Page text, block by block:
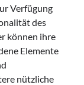
Verfügung
des
können ihre
Elemente
nützliche